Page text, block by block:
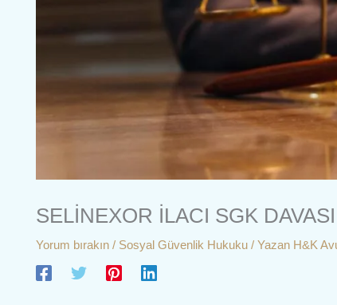
SELİNEXOR İLACI SGK DAVASI
Yorum bırakın / Sosyal Güvenlik Hukuku / Yazan H&K